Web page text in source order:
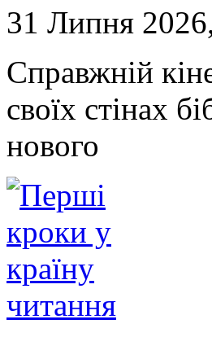
31 Липня
Справжній
своїх стінах
нового